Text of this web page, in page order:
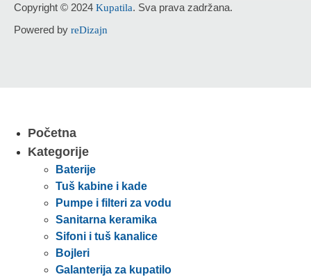
Copyright © 2024 Kupatila. Sva prava zadržana.
Powered by reDizajn
Početna
Kategorije
Baterije
Tuš kabine i kade
Pumpe i filteri za vodu
Sanitarna keramika
Sifoni i tuš kanalice
Bojleri
Galanterija za kupatilo